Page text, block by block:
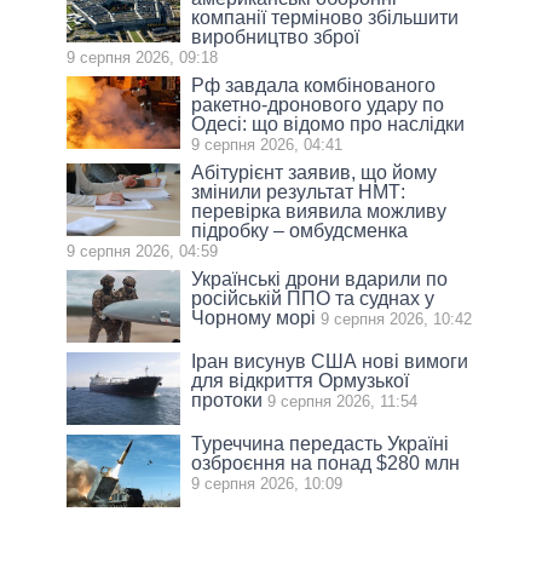
компанії терміново збільшити
виробництво зброї
9 серпня 2026, 09:18
Рф завдала комбінованого
ракетно-дронового удару по
Одесі: що відомо про наслідки
9 серпня 2026, 04:41
Абітурієнт заявив, що йому
змінили результат НМТ:
перевірка виявила можливу
підробку – омбудсменка
9 серпня 2026, 04:59
Українські дрони вдарили по
російській ППО та суднах у
Чорному морі 9 серпня 2026, 10:42
Іран висунув США нові вимоги
для відкриття Ормузької
протоки 9 серпня 2026, 11:54
Туреччина передасть Україні
озброєння на понад $280 млн
9 серпня 2026, 10:09